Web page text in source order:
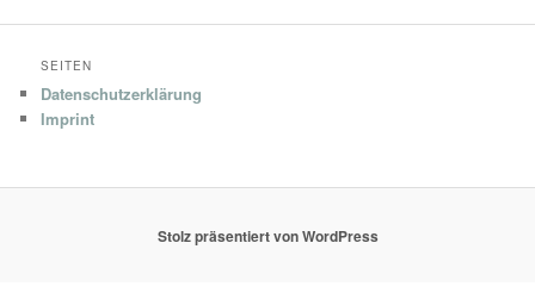
SEITEN
Datenschutzerklärung
Imprint
Stolz präsentiert von WordPress